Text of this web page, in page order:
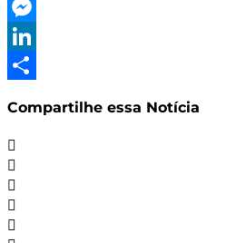
Twitter
Messenger
LinkedIn
Compartilhe essa Notícia